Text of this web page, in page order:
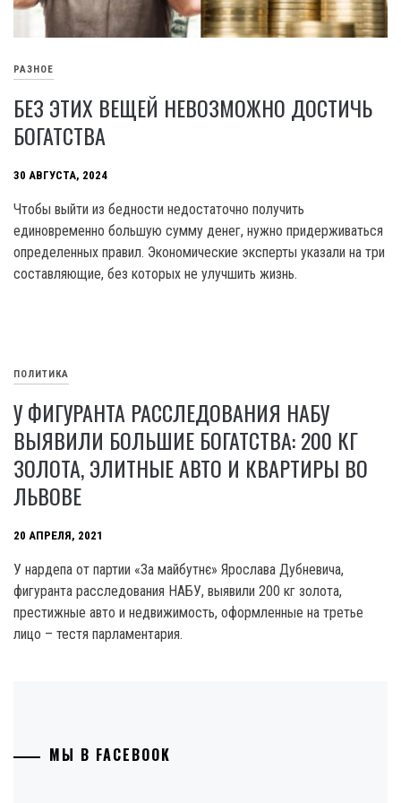
РАЗНОЕ
БЕЗ ЭТИХ ВЕЩЕЙ НЕВОЗМОЖНО ДОСТИЧЬ
БОГАТСТВА
30 АВГУСТА, 2024
Чтобы выйти из бедности недостаточно получить
единовременно большую сумму денег, нужно придерживаться
определенных правил. Экономические эксперты указали на три
составляющие, без которых не улучшить жизнь.
ПОЛИТИКА
У ФИГУРАНТА РАССЛЕДОВАНИЯ НАБУ
ВЫЯВИЛИ БОЛЬШИЕ БОГАТСТВА: 200 КГ
ЗОЛОТА, ЭЛИТНЫЕ АВТО И КВАРТИРЫ ВО
ЛЬВОВЕ
20 АПРЕЛЯ, 2021
У нардепа от партии «За майбутнє» Ярослава Дубневича,
фигуранта расследования НАБУ, выявили 200 кг золота,
престижные авто и недвижимость, оформленные на третье
лицо – тестя парламентария.
МЫ В FACEBOOK